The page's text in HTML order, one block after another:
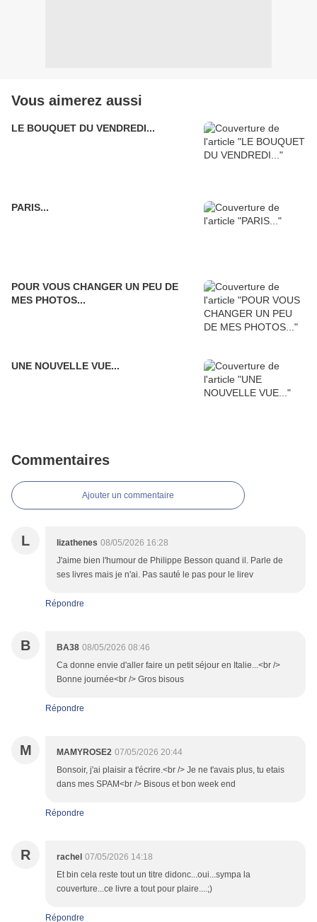
Vous aimerez aussi
LE BOUQUET DU VENDREDI...
PARIS...
POUR VOUS CHANGER UN PEU DE
MES PHOTOS...
UNE NOUVELLE VUE...
Commentaires
Ajouter un commentaire
L lizathenes 08/05/2026 16:28
J'aime bien l'humour de Philippe Besson quand il. Parle de
ses livres mais je n'ai. Pas sauté le pas pour le lirev
Répondre
B BA38 08/05/2026 08:46
Ca donne envie d'aller faire un petit séjour en Italie...<br />
Bonne journée<br /> Gros bisous
Répondre
M MAMYROSE2 07/05/2026 20:44
Bonsoir, j'ai plaisir a t'écrire.<br /> Je ne t'avais plus, tu etais
dans mes SPAM<br /> Bisous et bon week end
Répondre
R rachel 07/05/2026 14:18
Et bin cela reste tout un titre didonc...oui...sympa la
couverture...ce livre a tout pour plaire....;)
Répondre